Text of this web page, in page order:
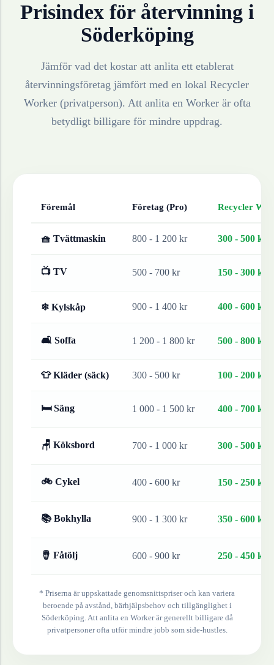
Prisindex för återvinning i
Söderköping
Jämför vad det kostar att anlita ett etablerat
återvinningsföretag jämfört med en lokal Recycler
Worker (privatperson). Att anlita en Worker är ofta
betydligt billigare för mindre uppdrag.
Föremål Företag (Pro) Recycler
🧺 Tvättmaskin 800 - 1 200 kr 300 - 500 kr
📺 TV 500 - 700 kr 150 - 300 kr
❄ Kylskåp 900 - 1 400 kr 400 - 600 kr
🛋 Soffa 1 200 - 1 800 kr 500 - 800 kr
👕 Kläder (säck) 300 - 500 kr 100 - 200 kr
🛏 Säng 1 000 - 1 500 kr 400 - 700 kr
🪑 Köksbord 700 - 1 000 kr 300 - 500 kr
🚲 Cykel 400 - 600 kr 150 - 250 kr
📚 Bokhylla 900 - 1 300 kr 350 - 600 kr
🪘 Fåtölj 600 - 900 kr 250 - 450 kr
* Priserna är uppskattade genomsnittspriser och kan variera
beroende på avstånd, bärhjälpsbehov och tillgänglighet i
Söderköping. Att anlita en Worker är generellt billigare då
privatpersoner ofta utför mindre jobb som side-hustles.